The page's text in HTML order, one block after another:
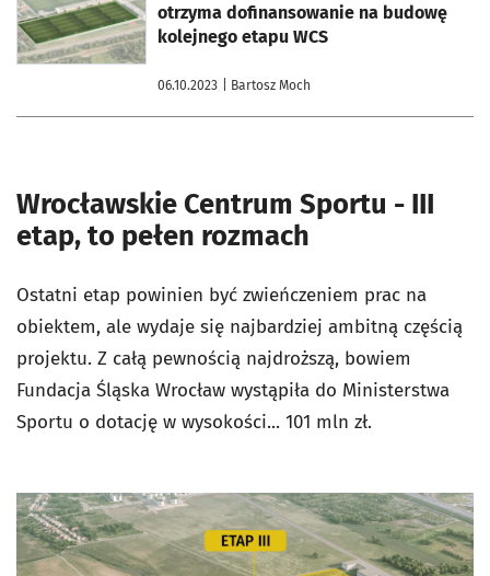
otrzyma dofinansowanie na budowę
kolejnego etapu WCS
06.10.2023 | Bartosz Moch
Wrocławskie Centrum Sportu - III
etap, to pełen rozmach
Ostatni etap powinien być zwieńczeniem prac na
obiektem, ale wydaje się najbardziej ambitną częścią
projektu. Z całą pewnością najdroższą, bowiem
Fundacja Śląska Wrocław wystąpiła do Ministerstwa
Sportu o dotację w wysokości... 101 mln zł.